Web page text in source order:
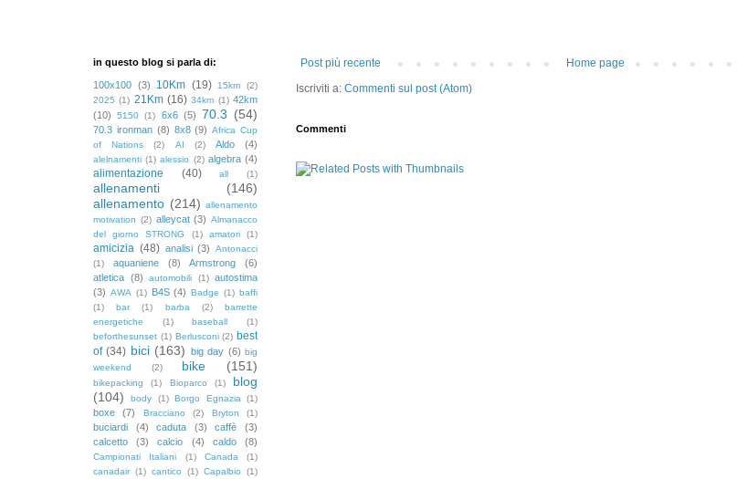
Post più recente
Home page
Iscriviti a: Commenti sul post (Atom)
Commenti
in questo blog si parla di:
100x100 (3) 10Km (19) 15km
(2)
2025 (1) 21Km (16) 34km (1) 42km
(10)
5150 (1) 6x6 (5) 70.3 (54)
70.3 ironman (8) 8x8 (9) Africa Cup
of Nations
(2) AI (2) Aldo (4)
alelnamenti (1) alessio (2) algebra (4)
alimentazione (40) all (1)
allenamenti
(146)
allenamento (214) allenamento
motivation (2) alleycat (3) Almanacco
del giorno STRONG
(1) amatori (1)
amicizia (48) analisi (3)
Antonacci
(1)
aquaniene (8) Armstrong
(6)
atletica (8) automobili (1) autostima
(3) AWA (1) B4S (4) Badge (1) baffi
(1)
bar (1) barba (2)
barrette
energetiche
(1) baseball
(1)
beforthesunset (1) Berlusconi (2) best
of (34) bici (163) big day (6) big
weekend
(2) bike (151)
bikepacking (1) Bioparco (1)
blog
(104)
body (1) Borgo Egnazia (1)
boxe (7) Bracciano (2) Bryton (1)
buciardi (4) caduta (3) caffè
(3)
calcetto
(3) calcio (4) caldo (8)
Campionati Italiani (1) Canada
(1)
canadair (1) cantico (1) Capalbio
(1)